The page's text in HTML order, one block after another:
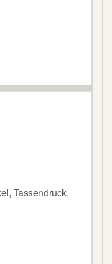
Tassendruck,